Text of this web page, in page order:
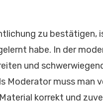
zu bestätigen,
habe. In der
und
Moderator muss man
korrekt und